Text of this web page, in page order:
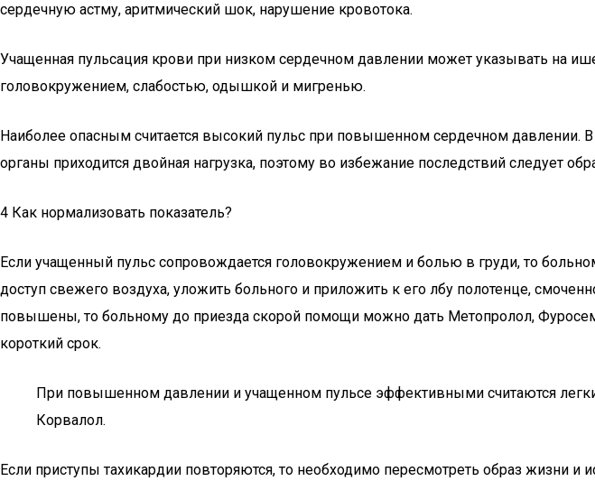
сердечную астму, аритмический шок, нарушение кровотока.
Учащенная пульсация крови при низком сердечном давлении может указывать на
головокружением, слабостью, одышкой и мигренью.
Наиболее опасным считается высокий пульс при повышенном сердечном давлении.
органы приходится двойная нагрузка, поэтому во избежание последствий следует
4 Как нормализовать показатель?
Если учащенный пульс сопровождается головокружением и болью в груди, то
доступ свежего воздуха, уложить больного и приложить к его лбу полотенце,
повышены, то больному до приезда скорой помощи можно дать Метопролол,
короткий срок.
При повышенном давлении и учащенном пульсе эффективными считаются
Корвалол.
Если приступы тахикардии повторяются, то необходимо пересмотреть образ